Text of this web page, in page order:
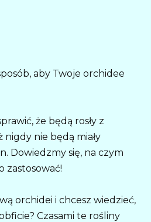
aby Twoje orchidee
że będą rosły z
nigdy nie będą miały
Dowiedzmy się, na czym
zastosować!
orchidei i chcesz wiedzieć,
Czasami te rośliny